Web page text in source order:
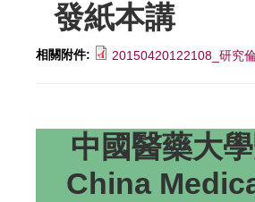
發紙本講
相關附件: 20150420122108_研究
中國醫藥大
China